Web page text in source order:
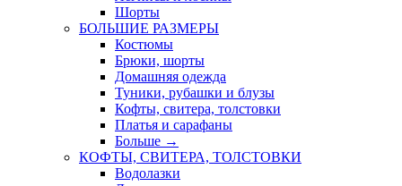
Шорты
БОЛЬШИЕ РАЗМЕРЫ
Костюмы
Брюки, шорты
Домашняя одежда
Туники, рубашки и блузы
Кофты, свитера, толстовки
Платья и сарафаны
Больше →
КОФТЫ, СВИТЕРА, ТОЛСТОВКИ
Водолазки